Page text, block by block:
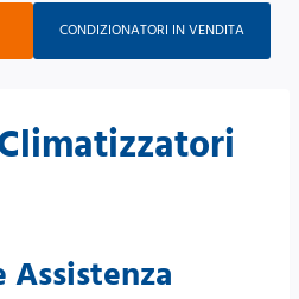
CONDIZIONATORI IN VENDITA
Assistenza